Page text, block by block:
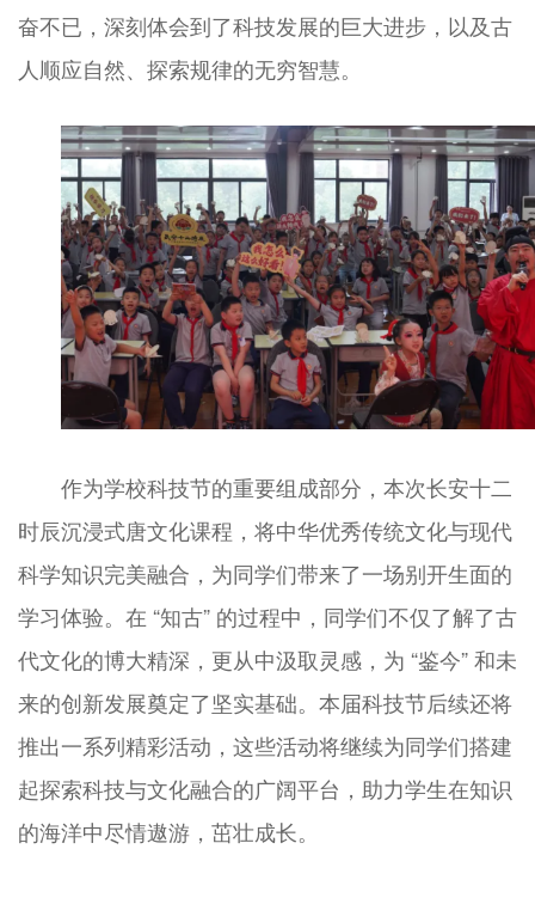
奋不已，深刻体会到了科技发展的巨大进步，以及古
人顺应自然、探索规律的无穷智慧。
作为学校科技节的重要组成部分，本次长安十二
时辰沉浸式唐文化课程，将中华优秀传统文化与现代
科学知识完美融合，为同学们带来了一场别开生面的
学习体验。在 “知古” 的过程中，同学们不仅了解了古
代文化的博大精深，更从中汲取灵感，为 “鉴今” 和未
来的创新发展奠定了坚实基础。本届科技节后续还将
推出一系列精彩活动，这些活动将继续为同学们搭建
起探索科技与文化融合的广阔平台，助力学生在知识
的海洋中尽情遨游，茁壮成长。